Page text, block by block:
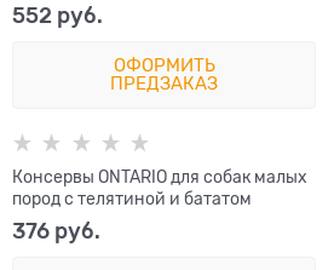
552 руб.
ОФОРМИТЬ
ПРЕДЗАКАЗ
Консервы ONTARIO для собак малых
пород с телятиной и бататом
376 руб.